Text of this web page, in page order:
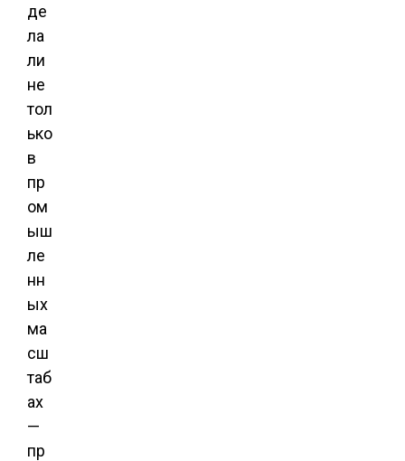
де
ла
ли
не
тол
ько
в
пр
ом
ыш
ле
нн
ых
ма
сш
таб
ах
—
пр